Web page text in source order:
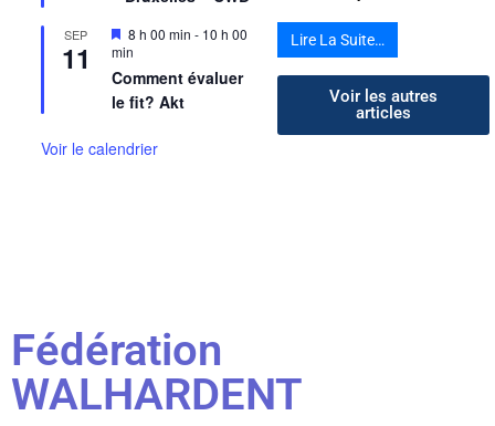
SEP
11
Mis
en
8 h 00 min - 10 h 00
min
Comment évaluer
le fit? Akt
Voir le calendrier
Lire La Suite…
Voir les autres
articles
Fédération
WALHARDENT